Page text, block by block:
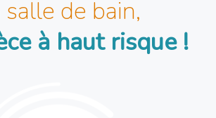
salle de bain,
à haut risque !